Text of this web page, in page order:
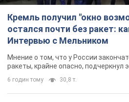
Зеленский раскрыл
Киев также ведет активные
партнерами
4 години тому 15,5 т.
Заботилась об учениках и
учителей: в результате
области погибли директор